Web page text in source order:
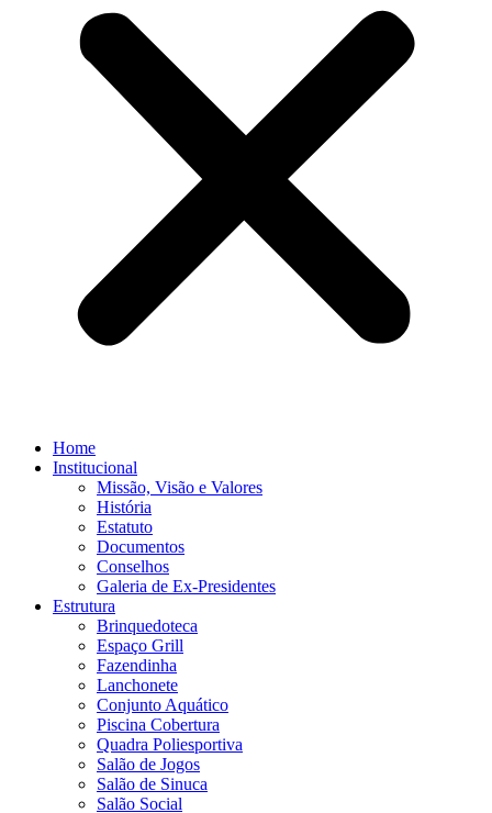
Home
Institucional
Missão, Visão e Valores
História
Estatuto
Documentos
Conselhos
Galeria de Ex-Presidentes
Estrutura
Brinquedoteca
Espaço Grill
Fazendinha
Lanchonete
Conjunto Aquático
Piscina Cobertura
Quadra Poliesportiva
Salão de Jogos
Salão de Sinuca
Salão Social